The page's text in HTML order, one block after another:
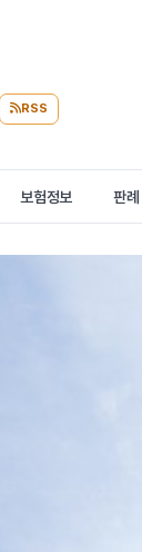
RSS
보험정보 판례